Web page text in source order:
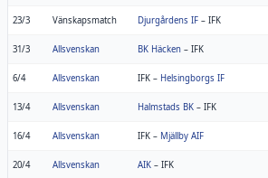
23/3 Vänskapsmatch Djurgårdens IF– IFK
31/3 Allsvenskan BK Häcken– IFK
6/4 Allsvenskan IFK– Helsingborgs IF
13/4 Allsvenskan Halmstads BK– IFK
16/4 Allsvenskan IFK– Mjällby AIF
20/4 Allsvenskan AIK– IFK